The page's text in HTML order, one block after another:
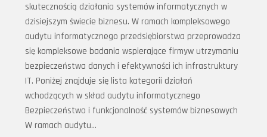
skutecznością działania systemów informatycznych w
dzisiejszym świecie biznesu. W ramach kompleksowego
audytu informatycznego przedsiębiorstwa przeprowadza
się kompleksowe badania wspierające firmyw utrzymaniu
bezpieczeństwa danych i efektywności ich infrastruktury
IT. Poniżej znajduje się lista kategorii działań
wchodzących w skład audytu informatycznego
Bezpieczeństwo i funkcjonalność systemów biznesowych
W ramach audytu…